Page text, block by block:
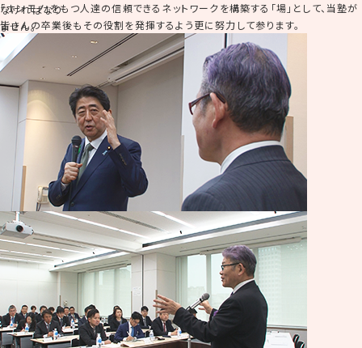
なければなり
ません。
「ホンモノ」をもつ人達の信頼できるネットワークを構築する「場」として、当塾が
皆さんの卒業後もその役割を発揮するよう更に努力して参ります。